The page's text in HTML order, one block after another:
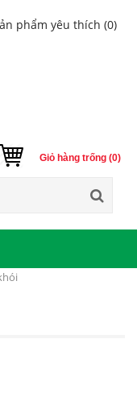
phẩm yêu thích (0)
Giỏ hàng trống (0)